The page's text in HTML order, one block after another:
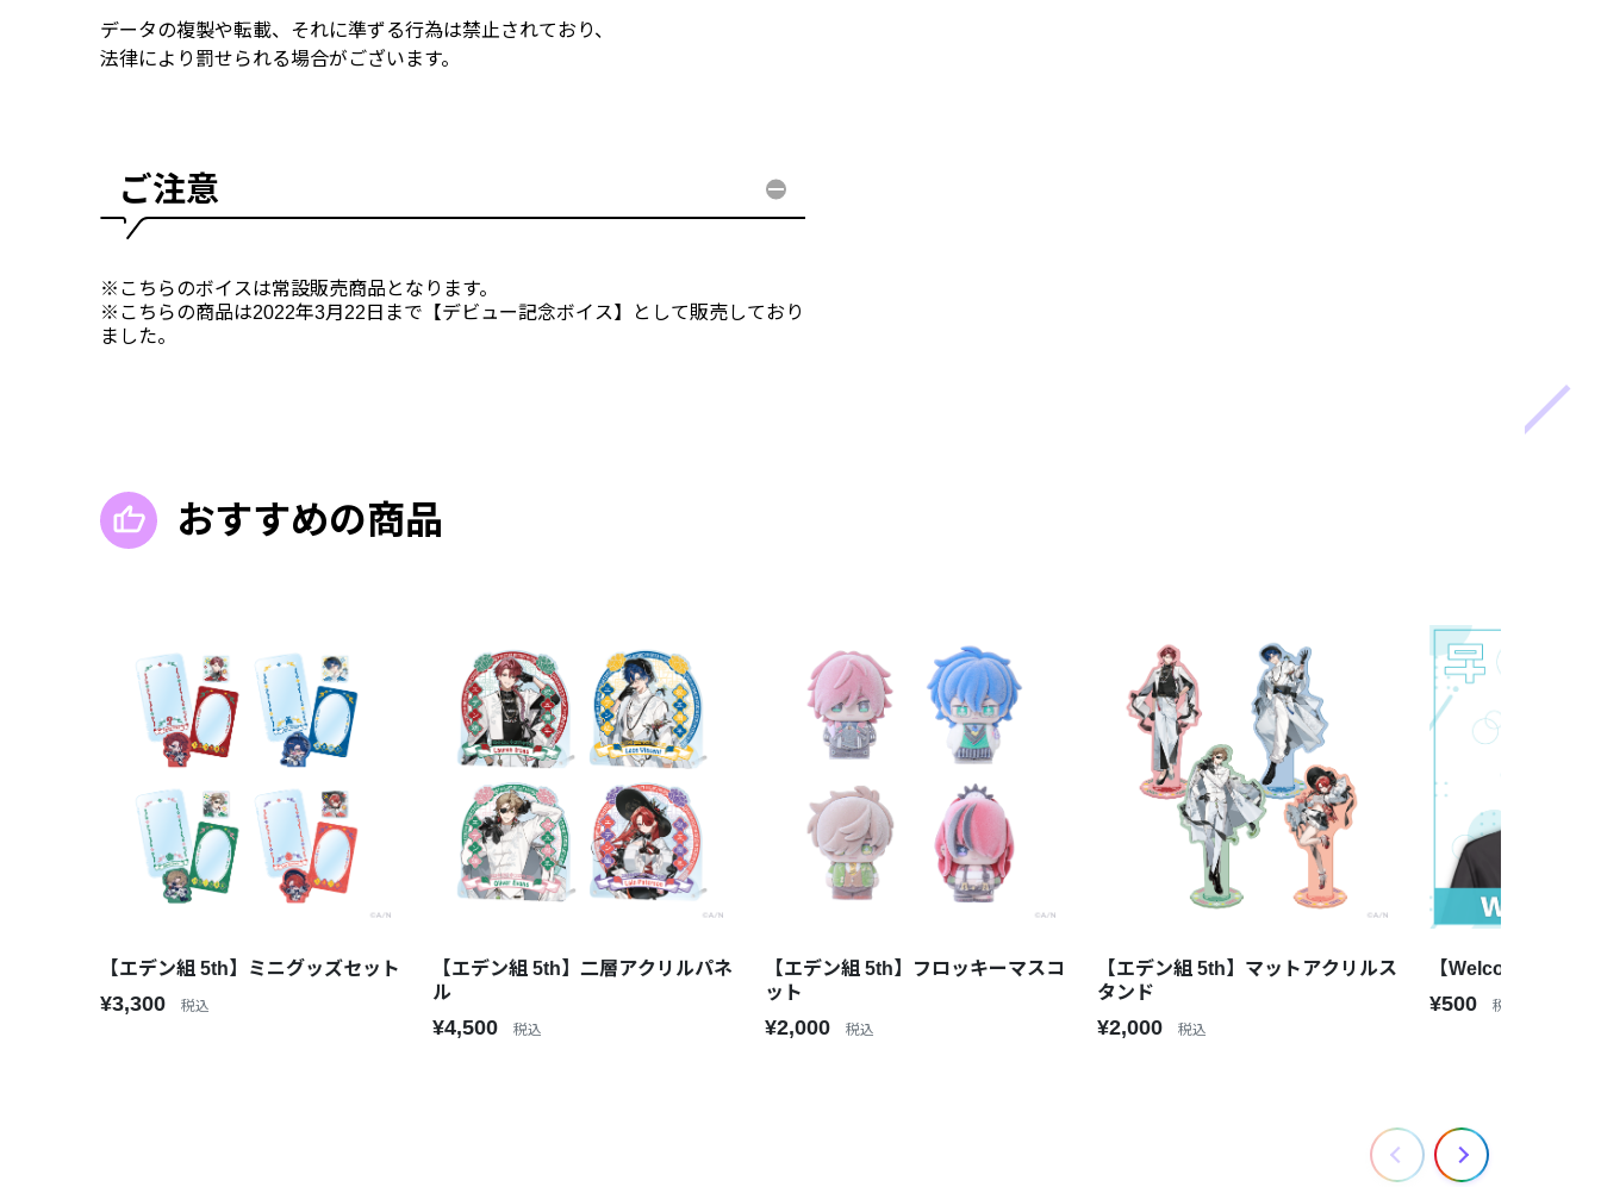
データの複製や転載、それに準ずる行為は禁止されており、
法律により罰せられる場合がございます。
ご注意
※こちらのボイスは常設販売商品となります。
※こちらの商品は2022年3月22日まで【デビュー記念ボイス】として販売しており
ました。
おすすめの商品
【エデン組 5th】ミニグッズセット
¥3,300 税込
【エデン組 5th】二層アクリルパネ
ル
¥4,500 税込
【エデン組 5th】フロッキーマスコ
ット
¥2,000 税込
【エデン組 5th】マットアクリルス
タンド
¥2,000 税込
【Welcome Voice
¥500 税込